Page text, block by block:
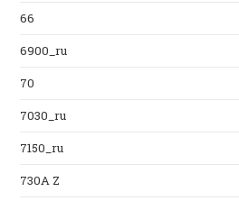
66
6900_ru
70
7030_ru
7150_ru
730A Z